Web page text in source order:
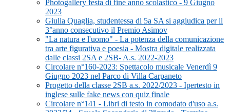
Photogallery festa di fine anno scolastico - 9 Giugno
2023
Giulia Quaglia, studentessa di 5a SA si aggiudica per il
3°anno consecutivo il Premio Asimov
"La natura e l'uomo" - La potenza della comunicazione
tra arte figurativa e poesia - Mostra digitale realizzata
dalle classi 2SA e 2SB- A.s. 2022-2023
Circolare n°160-2023: Spettacolo musicale Venerdì 9
Giugno 2023 nel Parco di Villa Carpaneto
Progetto della classe 2SB a.s. 2022/2023 - Ipertesto in
inglese sulle fake news con quiz finale
Circolare n°141 - Libri di testo in comodato d'uso a.s.